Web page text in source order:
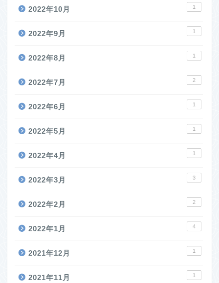
2022年10月 1
2022年9月 1
2022年8月 1
2022年7月 2
2022年6月 1
2022年5月 1
2022年4月 1
2022年3月 3
2022年2月 2
2022年1月 4
2021年12月 1
2021年11月 1